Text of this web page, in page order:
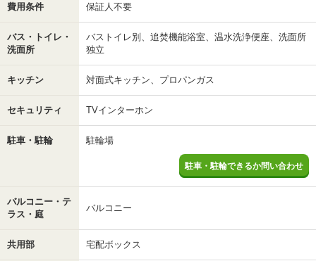
費用条件 保証人不要
バス・トイレ・
洗面所
バストイレ別、追焚機能浴室、温水洗浄便座、洗面所
独立
キッチン 対面式キッチン、プロパンガス
セキュリティ TVインターホン
駐車・駐輪 駐輪場
駐車・駐輪できるか問い合わせ
バルコニー・テ
ラス・庭
バルコニー
共用部 宅配ボックス